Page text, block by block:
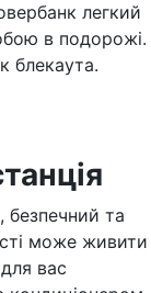
легкий
в подорожі.
блекаута.
безпечний та
може живити
вас